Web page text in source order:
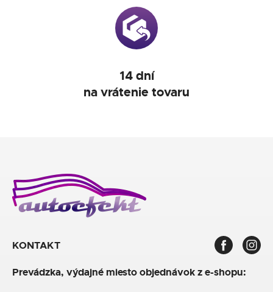
14 dní
na vrátenie tovaru
KONTAKT
Prevádzka, výdajné miesto objednávok z e-shopu: